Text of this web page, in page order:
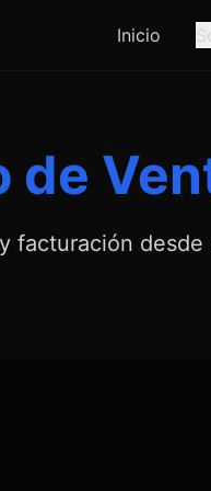
Inicio
de
facturación